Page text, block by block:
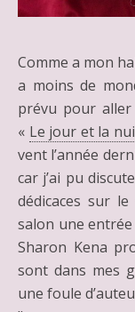
Comme a mon
a moins de
prévu pour aller
« Le jour et la
vent l’année
car j’ai pu
dédicaces sur
salon une entrée
Sharon Kena
sont dans mes
une foule